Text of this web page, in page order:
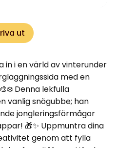
ut
in i en värld av vinterunder
med en
Denna lekfulla
vanlig snögubbe; han
jongleringsförmågor
🎁✨ Uppmuntra dina
genom att fylla